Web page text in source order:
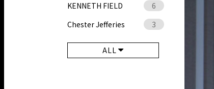
KENNETH FIELD
6
Chester Jefferies
3
ALL